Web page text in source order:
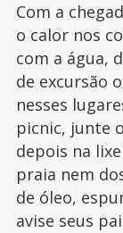
Com a
o calor nos
com a água,
de excursão
nesses
picnic, junte
depois na
praia nem
de óleo,
avise seus